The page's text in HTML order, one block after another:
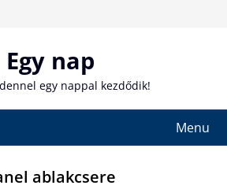
Egy nap
egy nappal kezdődik!
Menu
ablakcsere